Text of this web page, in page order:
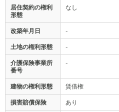
居住契約の権利
形態
なし
改築年月日 -
土地の権利形態 -
介護保険事業所
番号
-
建物の権利形態 賃借権
損害賠償保険 あり